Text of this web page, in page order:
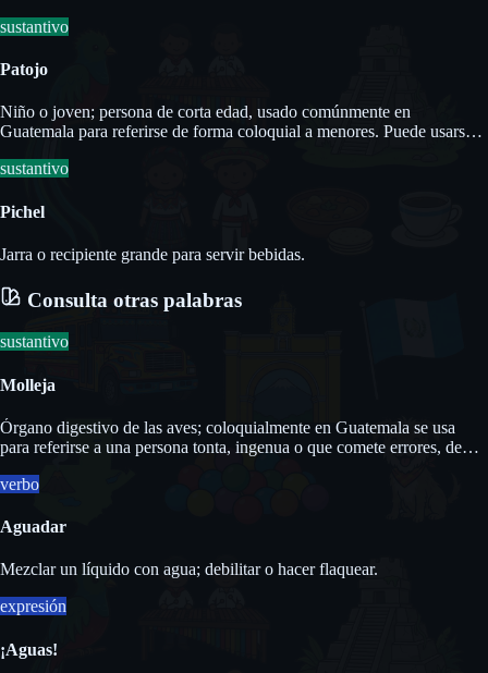
sustantivo
Patojo
Niño o joven; persona de corta edad, usado comúnmente en
Guatemala para referirse de forma coloquial a menores. Puede usarse
sustantivo
Pichel
Jarra o recipiente grande para servir bebidas.
Consulta otras palabras
sustantivo
Molleja
Órgano digestivo de las aves; coloquialmente en Guatemala se usa
para referirse a una persona tonta, ingenua o que comete errores, de
verbo
Aguadar
Mezclar un líquido con agua; debilitar o hacer flaquear.
expresión
¡Aguas!